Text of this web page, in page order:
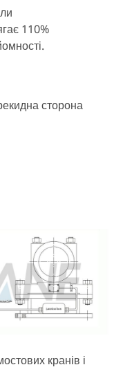
110%
сторона
кранів і